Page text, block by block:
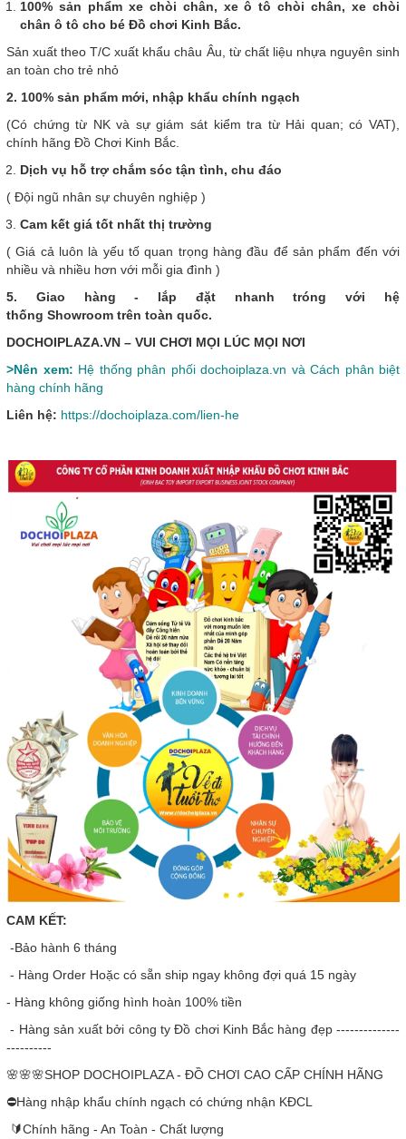
100% sản phẩm xe chòi chân, xe ô tô chòi chân, xe chòi
chân ô tô cho bé Đồ chơi Kinh Bắc.
Sản xuất theo T/C xuất khẩu châu Âu, từ chất liệu nhựa nguyên sinh
an toàn cho trẻ nhỏ
2. 100% sản phẩm mới, nhập khẩu chính ngạch
(Có chứng từ NK và sự giám sát kiểm tra từ Hải quan; có VAT),
chính hãng Đồ Chơi Kinh Bắc.
Dịch vụ hỗ trợ chắm sóc tận tình, chu đáo
( Đội ngũ nhân sự chuyên nghiệp )
Cam kết giá tốt nhất thị trường
( Giá cả luôn là yếu tố quan trọng hàng đầu để sản phẩm đến với
nhiều và nhiều hơn với mỗi gia đình )
5. Giao hàng - lắp đặt nhanh tróng với hệ
thống Showroom trên toàn quốc.
DOCHOIPLAZA.VN – VUI CHƠI MỌI LÚC MỌI NƠI
>Nên xem: Hệ thống phân phối dochoiplaza.vn và Cách phân biệt
hàng chính hãng
Liên hệ: https://dochoiplaza.com/lien-he
CAM KẾT:
-Bảo hành 6 tháng
- Hàng Order Hoặc có sẵn ship ngay không đợi quá 15 ngày
- Hàng không giống hình hoàn 100% tiền
- Hàng sản xuất bởi công ty Đồ chơi Kinh Bắc hàng đẹp --------------
----------
🌸🌸🌸SHOP DOCHOIPLAZA - ĐỒ CHƠI CAO CẤP CHÍNH HÃNG
⛔Hàng nhập khẩu chính ngạch có chứng nhận KĐCL
🔰Chính hãng - An Toàn - Chất lượng